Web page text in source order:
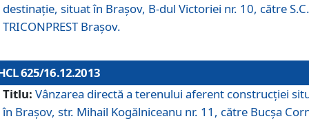
destinaţie, situat în Braşov, B-dul Victoriei nr. 10, către S.C.
TRICONPREST Braşov.
625/16.12.2013
Titlu: Vânzarea directă a terenului aferent construcţiei
în Braşov, str. Mihail Kogălniceanu nr. 11, către Bucşa